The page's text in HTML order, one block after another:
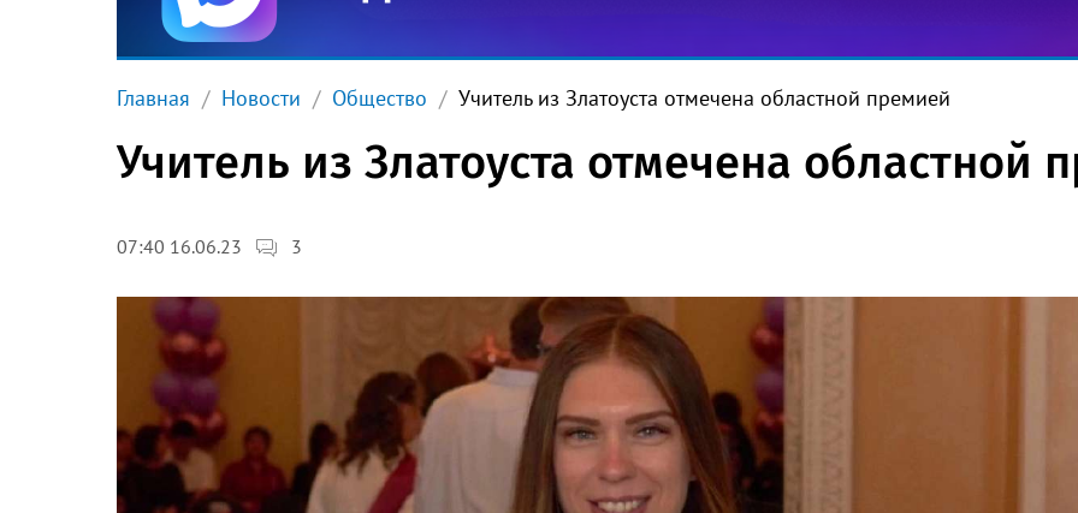
Главная Новости Общество Учитель из Златоуста отмечена областной премией
Учитель из Златоуста отмечена областной
07:40 16.06.23 3